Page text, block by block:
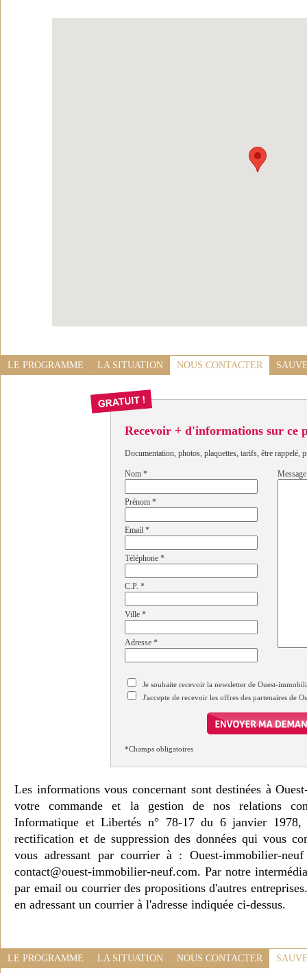
LE PROGRAMME LA SITUATION NOUS CONTACTER
Recevoir + d'informations sur ce
Documentation, photos, plaquettes, tarifs, être rappelé,
Nom *
Prénom *
Email *
Téléphone *
C.P. *
Ville *
Adresse *
Message
Je souhaite recevoir la newsletter de Ouest-
J'accepte de recevoir les offres des partenaires de
*Champs obligatoires
Les informations vous concernant sont destinées à
votre commande et la gestion de nos relations
Informatique et Libertés n° 78-17 du 6 janvier 1978,
rectification et de suppression des données qui vous
vous adressant par courrier à : Ouest-immobilier-
contact@ouest-immobilier-neuf.com. Par notre
par email ou courrier des propositions d'autres
en adressant un courrier à l'adresse indiquée ci-dessus.
LE PROGRAMME LA SITUATION NOUS CONTACTER